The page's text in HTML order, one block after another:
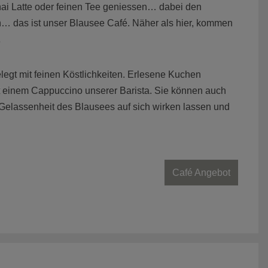
Latte oder feinen Tee geniessen… dabei den
das ist unser Blausee Café. Näher als hier, kommen
mit feinen Köstlichkeiten. Erlesene Kuchen
Cappuccino unserer Barista. Sie können auch
des Blausees auf sich wirken lassen und
Café Angebot